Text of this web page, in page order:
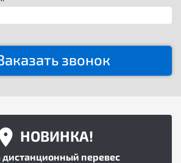
звонок
НОВИНКА!
дистанционный перевес